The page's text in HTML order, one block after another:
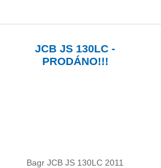
JCB JS 130LC -
PRODÁNO!!!
Bagr JCB JS 130LC 2011